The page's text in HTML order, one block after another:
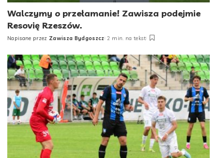
Walczymy o przełamanie! Zawisza podejmie
Resovię Rzeszów.
Posted
Napisane przez Zawisza Bydgoszcz 2 min. na tekst